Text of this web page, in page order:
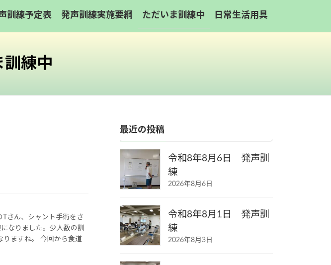
訓練予定表 発声訓練実施要綱 ただいま訓練中 日常生活用具
訓練中
さん、シャント手術をさ
なりました。少人数の訓
りますね。 今回から食道
最近の投稿
令和8年8月6日 発声訓
練
2026年8月6日
令和8年8月1日 発声訓
練
2026年8月3日